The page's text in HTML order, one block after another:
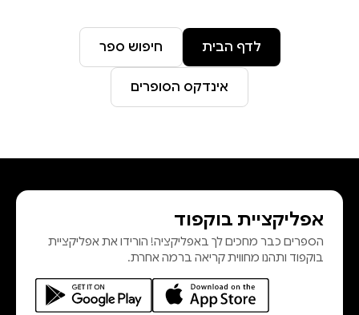
לדף הבית חיפוש ספר
אינדקס הסופרים
אפליקציית בוקפוד
הספרים כבר מחכים לך באפליקציה! הורידו את אפליקציית
בוקפוד ותהנו מחווית קריאה ברמה אחרת.